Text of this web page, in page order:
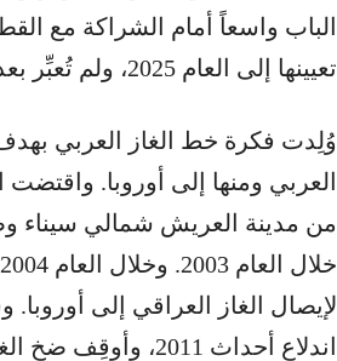
الباب واسعاً أمام الشراكة مع
تعيينها إلى العام 2025، ولم تُعبِّر بعد عن حضورها بمستوى الآمال المعلّقة عليها.
وُلِدت فكرة خط الغاز العربي
العربي ومنها إلى أوروبا.
من مدينة العريش شمالي سيناء
لإيصال الغاز العراقي إلى
اندلاع أحداث 2011، وأوقِف ضخ الغاز لمنع زيادة الاشتعال.